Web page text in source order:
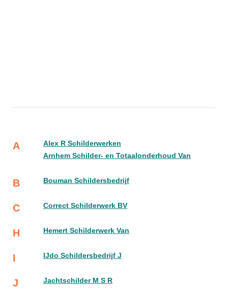
A
Alex R Schilderwerken
Arnhem Schilder- en Totaalonderhoud Van
B Bouman Schildersbedrijf
C Correct Schilderwerk BV
H Hemert Schilderwerk Van
I IJdo Schildersbedrijf J
J Jachtschilder M S R